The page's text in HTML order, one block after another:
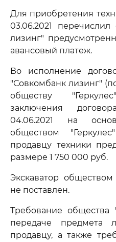
Для приобретения
03.06.2021
лизинг"
авансовый платеж.
Во исполнение
"Совкомбанк лизинг"
обществу
заключения
04.06.2021 на
обществом
продавцу техники
размере 1 750 000 руб.
Экскаватор
не поставлен.
Требование общества
передаче предмета
продавцу, а также